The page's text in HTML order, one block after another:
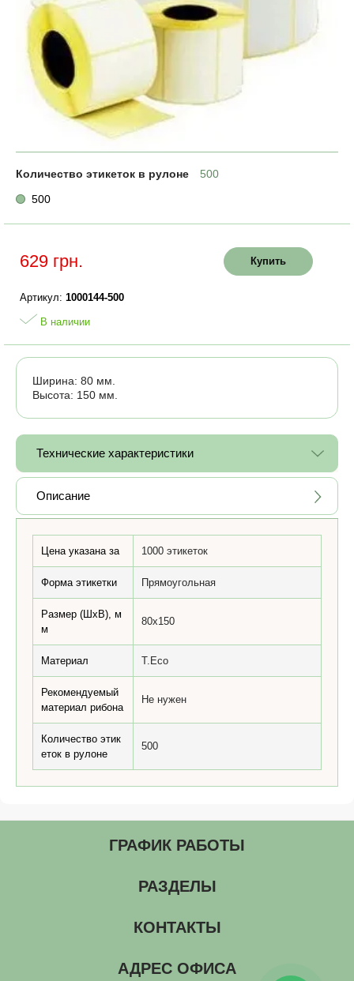
Количество этикеток в рулоне
500
500
629 грн. Купить
Артикул: 1000144-500
В наличии
Ширина: 80 мм.
Высота: 150 мм.
Технические характеристики
Описание
Цена указана за 1000 этикеток
Форма этикетки Прямоугольная
Размер (ШхВ), м
м
80x150
Материал T.Eco
Рекомендуемый
материал рибона
Не нужен
Количество этик
еток в рулоне
500
ГРАФИК РАБОТЫ
РАЗДЕЛЫ
КОНТАКТЫ
АДРЕС ОФИСА